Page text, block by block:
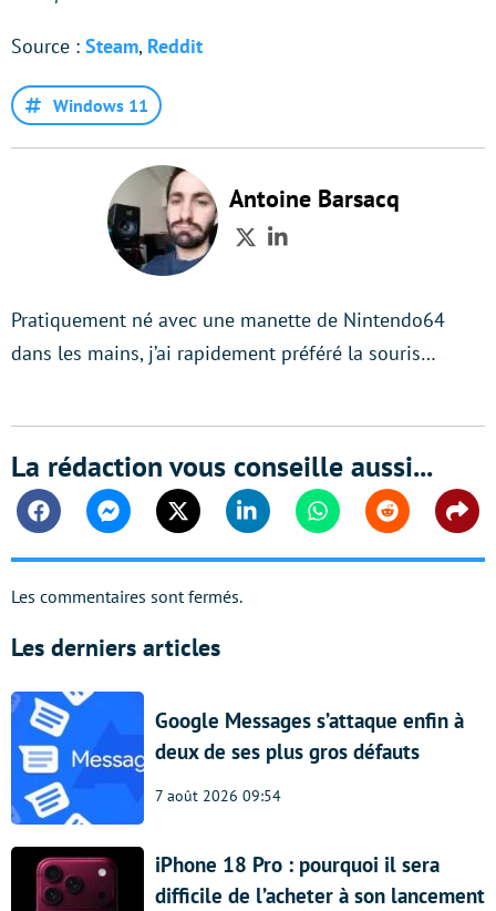
Source : Steam, Reddit
Windows 11
Antoine Barsacq
TwitterLinkedIn
Pratiquement né avec une manette de Nintendo64
dans les mains, j’ai rapidement préféré la souris…
La rédaction vous conseille aussi...
FacebookMessengerTwitter Linkedin WhatsappReddit
Les commentaires sont fermés.
Les derniers articles
Google Messages s’attaque enfin à
deux de ses plus gros défauts
7 août 2026 09:54
iPhone 18 Pro : pourquoi il sera
difficile de l’acheter à son lancement